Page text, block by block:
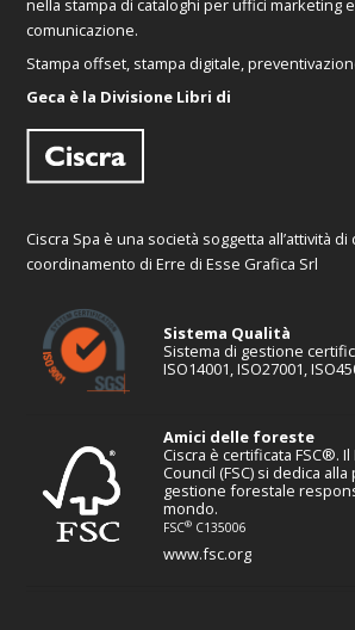
nella stampa di cataloghi per uffici marketing
comunicazione.
Stampa offset, stampa digitale,
Geca è la Divisione Libri di
Ciscra Spa è una società soggetta all’attività
coordinamento di Erre di Esse Grafica Srl
Sistema Qualità
Sistema di gestione
ISO14001, ISO27001,
Amici delle foreste
Ciscra è certificata FSC®.
Council (FSC) si dedica
gestione forestale
mondo.
FSC® C135006
www.fsc.org